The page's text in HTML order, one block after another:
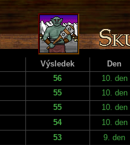
Výsledek
Den
56
10. den
55
10. den
55
10. den
54
10. den
53
9. den